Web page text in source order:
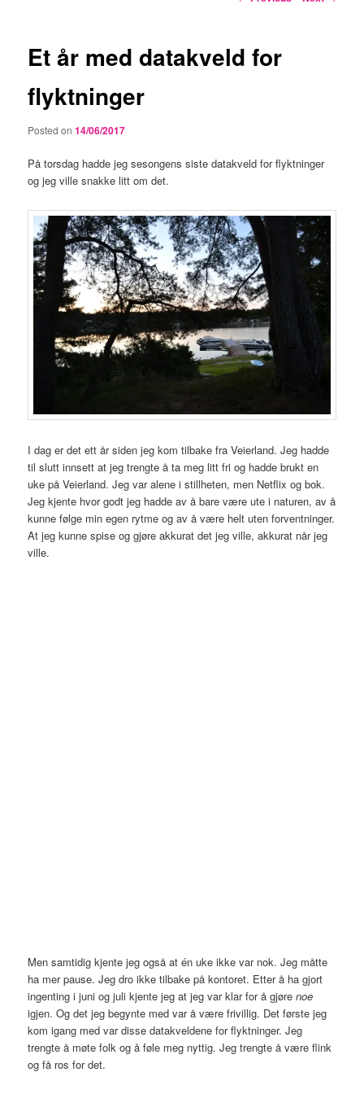
Et år med datakveld for
flyktninger
Posted on14/06/2017
På torsdag hadde jeg sesongens siste datakveld for flyktninger
og jeg ville snakke litt om det.
I dag er det ett år siden jeg kom tilbake fra Veierland. Jeg hadde
til slutt innsett at jeg trengte å ta meg litt fri og hadde brukt en
uke på Veierland. Jeg var alene i stillheten, men Netflix og bok.
Jeg kjente hvor godt jeg hadde av å bare være ute i naturen, av å
kunne følge min egen rytme og av å være helt uten forventninger.
At jeg kunne spise og gjøre akkurat det jeg ville, akkurat når jeg
ville.
Men samtidig kjente jeg også at én uke ikke var nok. Jeg måtte
ha mer pause. Jeg dro ikke tilbake på kontoret. Etter å ha gjort
ingenting i juni og juli kjente jeg at jeg var klar for å gjørenoe
igjen. Og det jeg begynte med var å være frivillig. Det første jeg
kom igang med var disse datakveldene for flyktninger. Jeg
trengte å møte folk og å føle meg nyttig. Jeg trengte å være flink
og få ros for det.